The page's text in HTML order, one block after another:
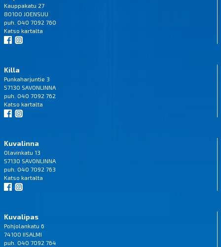
Kauppakatu 27
80100 JOENSUU
puh. 040 7092 760
Katso kartalta
Killa
Punkaharjuntie 3
57130 SAVONLINNA
puh. 040 7092 762
Katso kartalta
Kuvalinna
Olavinkatu 13
57130 SAVONLINNA
puh. 040 7092 763
Katso kartalta
Kuvalipas
Pohjolankatu 6
74100 IISALMI
puh. 040 7092 764